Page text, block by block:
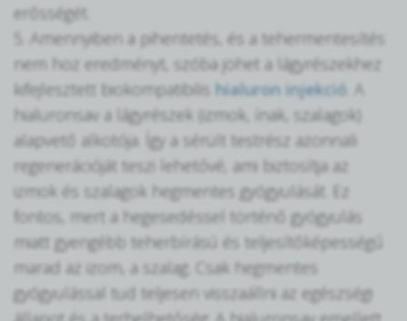
erősségét.
5. Amennyiben a pihentetés, és a tehermentesítés
nem hoz eredményt, szóba jöhet a lágyrészekhez
kifejlesztett biokompatibilis hialuron injekció . A
hialuronsav a lágyrészek (izmok, ínak, szalagok)
alapvető alkotója. Így a sérült testrész azonnali
regenerációját teszi lehetővé, ami biztosítja az
izmok és szalagok hegmentes gyógyulását. Ez
fontos, mert a hegesedéssel történő gyógyulás
miatt gyengébb teherbírású és teljesítőképességű
marad az izom, a szalag. Csak hegmentes
gyógyulással tud teljesen visszaállni az egészségi